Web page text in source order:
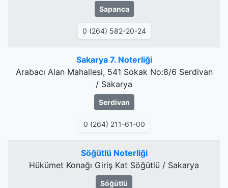
Sapanca
0 (264) 582-20-24
Sakarya 7. Noterliği
Arabacı Alan Mahallesi, 541 Sokak No:8/6 Serdivan
/ Sakarya
Serdivan
0 (264) 211-61-00
Söğütlü Noterliği
Hükümet Konağı Giriş Kat Söğütlü / Sakarya
Söğütlü